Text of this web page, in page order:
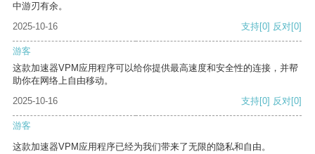
中游刃有余。
2025-10-16
支持[0] 反对[0]
游客
这款加速器VPM应用程序可以给你提供最高速度和安全性的连接，并帮
助你在网络上自由移动。
2025-10-16
支持[0] 反对[0]
游客
这款加速器VPM应用程序已经为我们带来了无限的隐私和自由。